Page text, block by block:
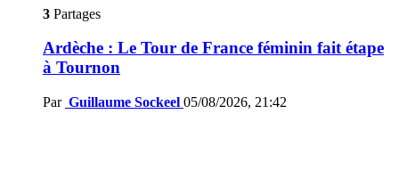
3 Partages
Ardèche : Le Tour de France féminin fait étape
à Tournon
Par Guillaume Sockeel 05/08/2026, 21:42